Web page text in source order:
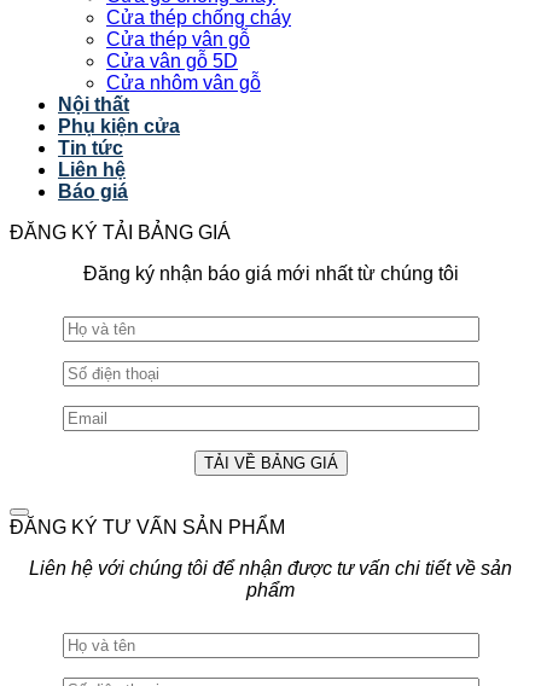
Cửa thép chống cháy
Cửa thép vân gỗ
Cửa vân gỗ 5D
Cửa nhôm vân gỗ
Nội thất
Phụ kiện cửa
Tin tức
Liên hệ
Báo giá
ĐĂNG KÝ TẢI BẢNG GIÁ
Đăng ký nhận báo giá mới nhất từ chúng tôi
ĐĂNG KÝ TƯ VẤN SẢN PHẨM
Liên hệ với chúng tôi để nhận được tư vấn chi tiết về sản
phẩm